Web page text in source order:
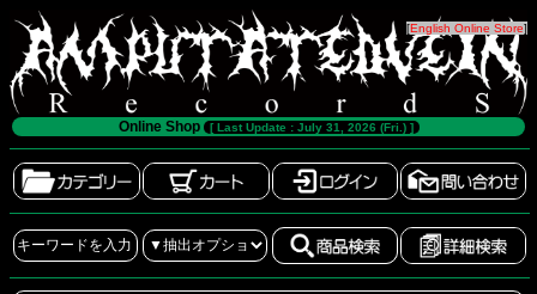
[English Online Store]
Online Shop [ Last Update : July 31, 2026 (Fri.) ]